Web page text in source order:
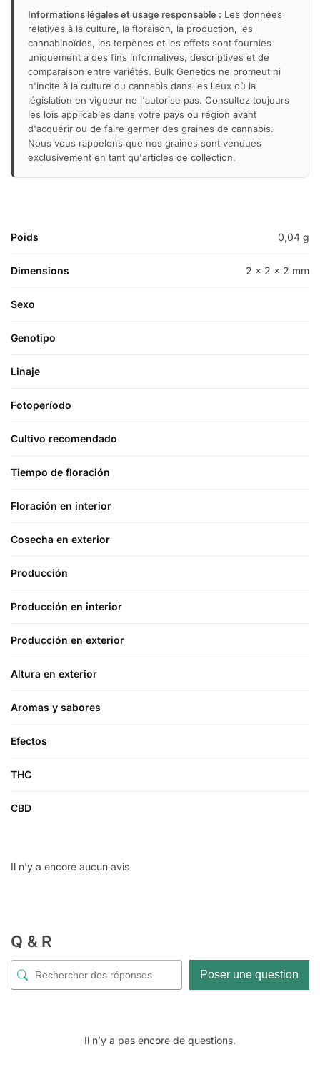
Informations légales et usage responsable : Les données
relatives à la culture, la floraison, la production, les
cannabinoïdes, les terpènes et les effets sont fournies
uniquement à des fins informatives, descriptives et de
comparaison entre variétés. Bulk Genetics ne promeut ni
n'incite à la culture du cannabis dans les lieux où la
législation en vigueur ne l'autorise pas. Consultez toujours
les lois applicables dans votre pays ou région avant
d'acquérir ou de faire germer des graines de cannabis.
Nous vous rappelons que nos graines sont vendues
exclusivement en tant qu'articles de collection.
Poids 0,04 g
Dimensions 2 × 2 × 2 mm
Sexo
Genotipo
Linaje
Fotoperíodo
Cultivo recomendado
Tiempo de floración
Floración en interior
Cosecha en exterior
Producción
Producción en interior
Producción en exterior
Altura en exterior
Aromas y sabores
Efectos
THC
CBD
Il n’y a encore aucun avis
Q & R
Poser une question
Il n’y a pas encore de questions.